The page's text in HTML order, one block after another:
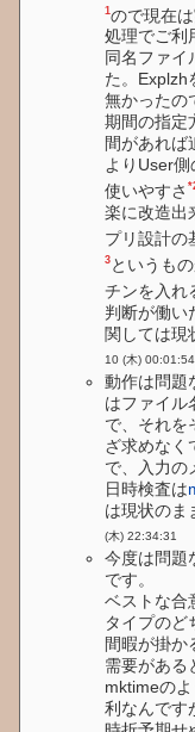
1 ので現在
処理でご利
同名ファイ
た。Explzh
無かったの
期間の指定
間があれ
よりUser
使いやすさ
楽に改造出
プリ設計の
3 というも
チンを入れ
判断が働い
関しては現
10 (木) 00:01:54
動作は問題
はファイル
で、それを
ざ求めなく
で、入力の
日時検査は
は現状のま
(木) 22:34:31
今度は問題
です。
ベストな合
タイプのど
間暇が掛か
需要がある
mktimeの
利なんです